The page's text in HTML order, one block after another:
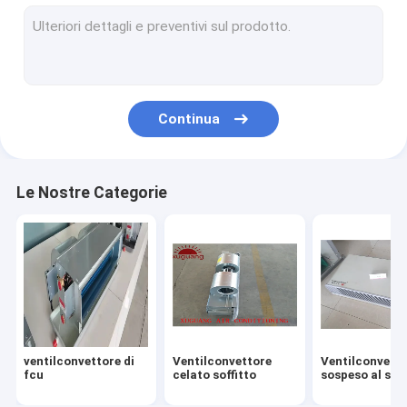
Serbatoi di plastica dell'acqua
Continua
Le Nostre Categorie
ventilconvettore di
fcu
Ventilconvettore
celato soffitto
sospeso al